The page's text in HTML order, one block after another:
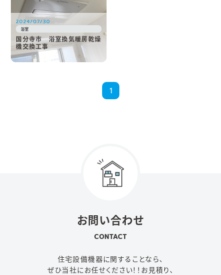
2024/07/30
浴室
国分寺市 浴室換気暖房乾燥
機交換工事
1
お問い合わせ
CONTACT
住宅設備機器に関することなら、
ぜひ当社にお任せください！！ お見積り、